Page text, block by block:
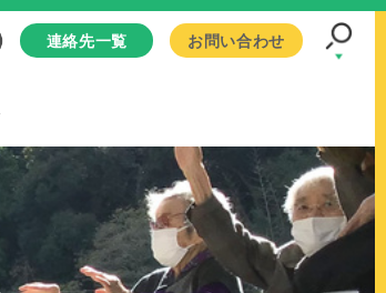
連絡先一覧 お問い合わせ